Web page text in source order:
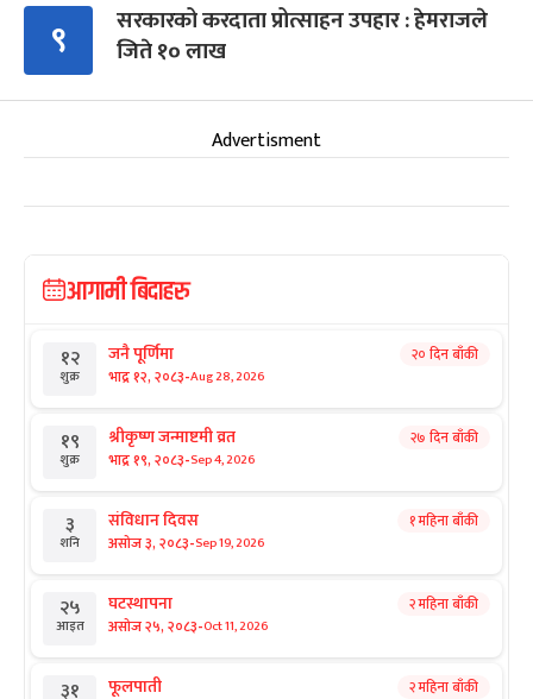
९
सरकारको करदाता प्रोत्साहन उपहार : हेमराजले
जिते १० लाख
Advertisment
आगामी बिदाहरु
१२
शुक्र
जनै पूर्णिमा
भाद्र १२, २०८३-Aug 28, 2026
२० दिन बाँकी
१९
शुक्र
श्रीकृष्ण जन्माष्टमी व्रत
भाद्र १९, २०८३-Sep 4, 2026
२७ दिन बाँकी
३
शनि
संविधान दिवस
असोज ३, २०८३-Sep 19, 2026
१ महिना बाँकी
२५
आइत
घटस्थापना
असोज २५, २०८३-Oct 11, 2026
२ महिना बाँकी
३१ फूलपाती २ महिना बाँकी